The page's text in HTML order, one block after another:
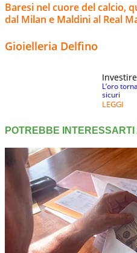
Baresi nel cuore del calcio,
dal Milan e Maldini al Real
Gioielleria Delfino
L’oro
sicuri
LEGGI